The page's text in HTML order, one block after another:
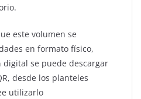
este volumen se
en formato físico,
se puede descargar
desde los planteles
utilizarlo